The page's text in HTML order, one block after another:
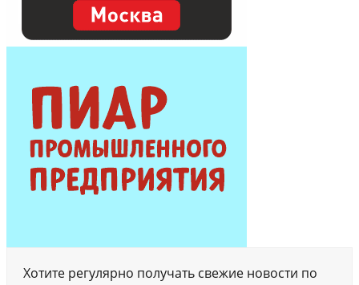
Хотите регулярно получать свежие новости по